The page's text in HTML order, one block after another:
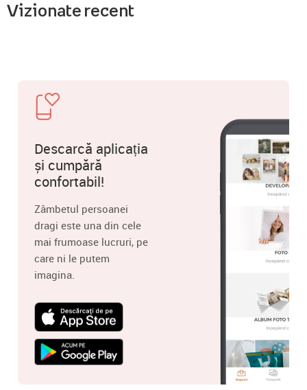
Vizionate recent
Descarcă aplicația
și cumpără
confortabil!
Zâmbetul persoanei
dragi este una din cele
mai frumoase lucruri, pe
care ni le putem
imagina.